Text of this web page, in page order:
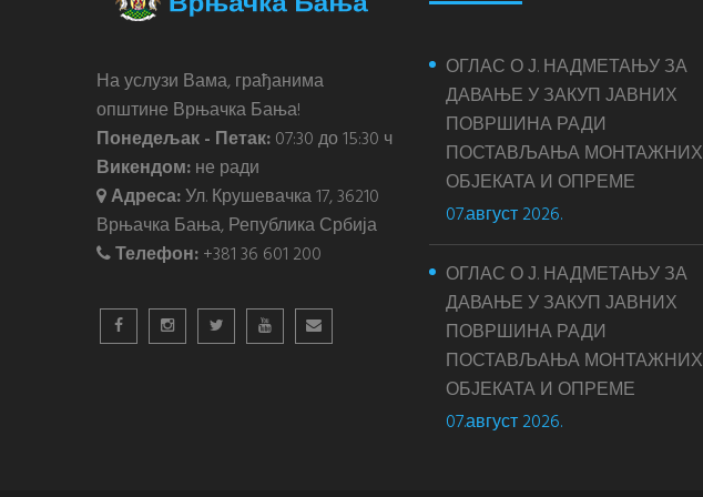
На услузи Вама, грађанима
општине Врњачка Бања!
Понедељак - Петак:07:30 до 15:30 ч
Викендом:не ради
Адреса:Ул. Крушевачка 17, 36210
Врњачка Бања, Република Србија
Телефон:+381 36 601 200
ОГЛАС О Ј. НАДМЕТАЊУ ЗА
ДАВАЊЕ У ЗАКУП ЈАВНИХ
ПОВРШИНА РАДИ
ПОСТАВЉАЊА МОНТАЖНИХ
ОБЈЕКАТА И ОПРЕМЕ
07.август 2026.
ОГЛАС О Ј. НАДМЕТАЊУ ЗА
ДАВАЊЕ У ЗАКУП ЈАВНИХ
ПОВРШИНА РАДИ
ПОСТАВЉАЊА МОНТАЖНИХ
ОБЈЕКАТА И ОПРЕМЕ
07.август 2026.